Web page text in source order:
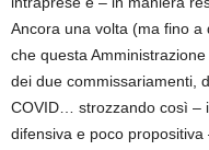
Ancora una volta (ma fino
che questa
dei due commissariamenti,
COVID… strozzando così –
difensiva e poco